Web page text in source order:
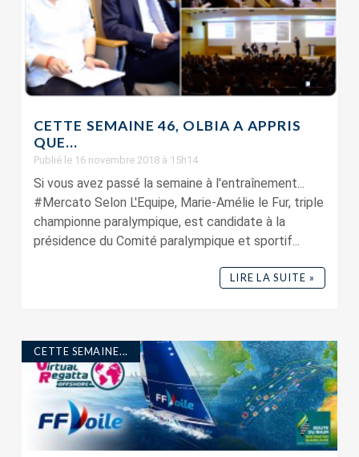
CETTE SEMAINE 46, OLBIA A APPRIS
QUE…
Publié le 16 novembre 2018 à 15h14
Si vous avez passé la semaine à l'entraînement...
#Mercato Selon L'Equipe, Marie-Amélie le Fur, triple
championne paralympique, est candidate à la
présidence du Comité paralympique et sportif...
LIRE LA SUITE »
CETTE SEMAINE...